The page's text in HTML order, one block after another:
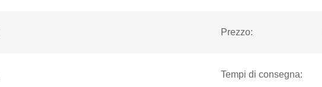
Prezzo:
Tempi di consegna: